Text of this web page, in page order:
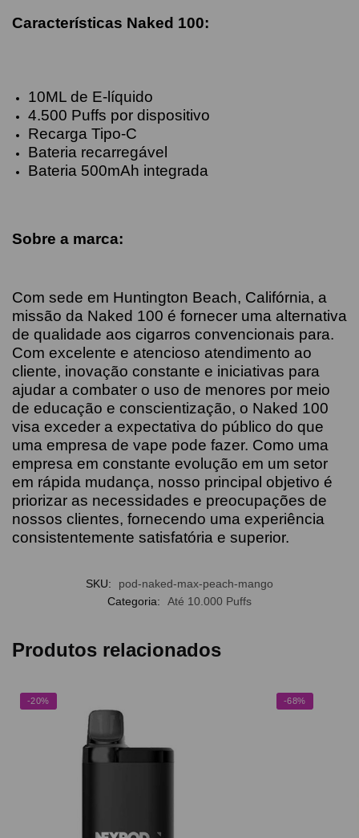
Características Naked 100:
10ML de E-líquido
4.500 Puffs por dispositivo
Recarga Tipo-C
Bateria recarregável
Bateria 500mAh integrada
Sobre a marca:
Com sede em Huntington Beach, Califórnia, a
missão da Naked 100 é fornecer uma alternativa
de qualidade aos cigarros convencionais para.
Com excelente e atencioso atendimento ao
cliente, inovação constante e iniciativas para
ajudar a combater o uso de menores por meio
de educação e conscientização, o Naked 100
visa exceder a expectativa do público do que
uma empresa de vape pode fazer. Como uma
empresa em constante evolução em um setor
em rápida mudança, nosso principal objetivo é
priorizar as necessidades e preocupações de
nossos clientes, fornecendo uma experiência
consistentemente satisfatória e superior.
SKU:
pod-naked-max-peach-mango
Categoria:
Até 10.000 Puffs
Produtos relacionados
-20% -68%